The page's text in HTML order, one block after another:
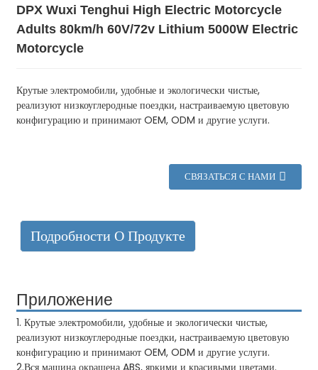
DPX Wuxi Tenghui High Electric Motorcycle
Adults 80km/h 60V/72v Lithium 5000W Electric
Motorcycle
Крутые электромобили, удобные и экологически чистые,
реализуют низкоуглеродные поездки, настраиваемую цветовую
конфигурацию и принимают OEM, ODM и другие услуги.
СВЯЗАТЬСЯ С НАМИ
Подробности О Продукте
Приложение
1. Крутые электромобили, удобные и экологически чистые,
реализуют низкоуглеродные поездки, настраиваемую цветовую
конфигурацию и принимают OEM, ODM и другие услуги.
2.Вся машина окрашена ABS, яркими и красивыми цветами.